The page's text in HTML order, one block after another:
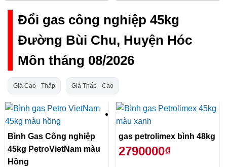
Đổi gas công nghiệp 45kg
Đường Bùi Chu, Huyện Hóc
Môn tháng 08/2026
Giá Cao - Thấp Giá Thấp - Cao
Bình Gas Công nghiệp
45kg PetroVietNam màu
Hồng
gas petrolimex bình 48kg
2790000₫